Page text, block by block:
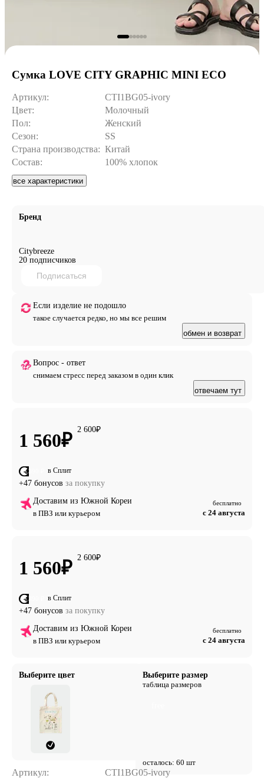
Сумка LOVE CITY GRAPHIC MINI ECO
Артикул:
CTI1BG05-ivory
Цвет:
Молочный
Пол:
Женский
Сезон:
SS
Страна производства: Китай
Состав:
100% хлопок
все характеристики
Бренд
Citybreeze
20 подписчиков
Подписаться
Если изделие не подошло
такое случается редко, но мы все решим
обмен и возврат
Вопрос - ответ
снимаем стресс перед заказом в один клик
отвечаем тут
1 560₽
2 600₽
от 390 ₽ в Сплит
+47 бонусов за покупку
Доставим из Южной Кореи
в ПВЗ или курьером
бесплатно
с 24 августа
1 560₽
2 600₽
от 390 ₽ в Сплит
+47 бонусов за покупку
Доставим из Южной Кореи
в ПВЗ или курьером
бесплатно
с 24 августа
Выберите цвет
Выберите размер
таблица размеров
осталось: 60 шт
Артикул:
CTI1BG05-ivory